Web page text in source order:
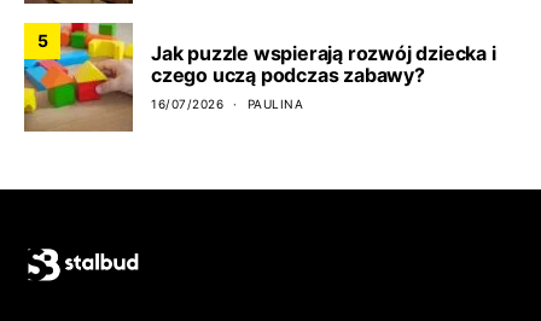
5
Jak puzzle wspierają rozwój dziecka i
czego uczą podczas zabawy?
16/07/2026 PAULINA